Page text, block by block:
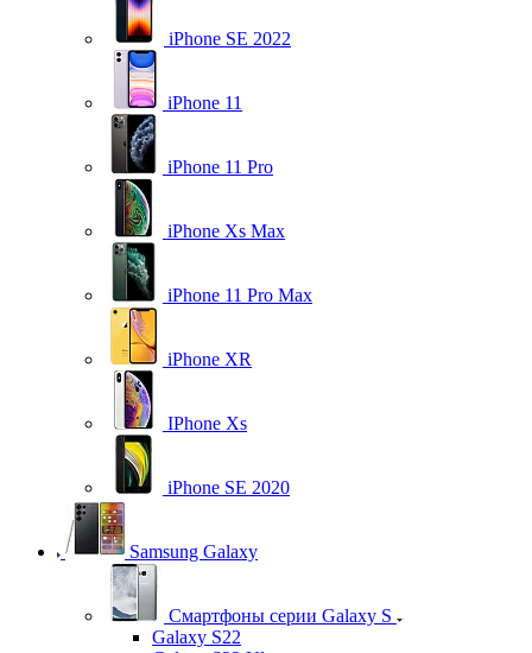
iPhone SE 2022
iPhone 11
iPhone 11 Pro
iPhone Xs Max
iPhone 11 Pro Max
iPhone XR
IPhone Xs
iPhone SE 2020
Samsung Galaxy
Смартфоны серии Galaxy S
Galaxy S22